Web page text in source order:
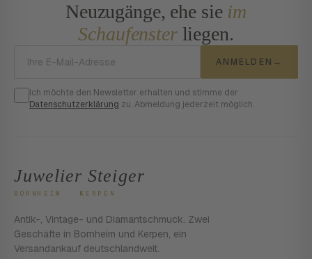
Neuzugänge, ehe sie im
Schaufensterliegen.
ANMELDEN →
Ich möchte den Newsletter erhalten und stimme der
Datenschutzerklärung zu. Abmeldung jederzeit möglich.
Juwelier Steiger
BORNHEIM · KERPEN
Antik-, Vintage- und Diamantschmuck. Zwei
Geschäfte in Bornheim und Kerpen, ein
Versandankauf deutschlandweit.